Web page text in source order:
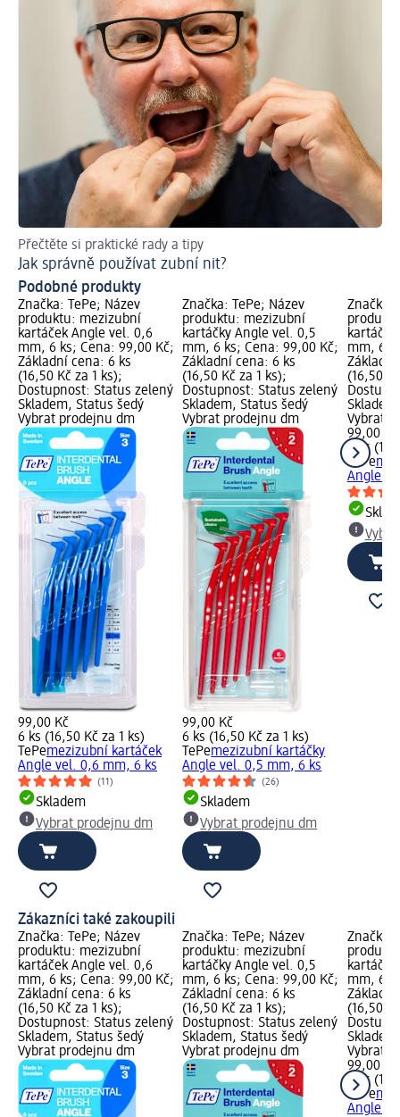
Přečtěte si praktické rady a tipy
Jak správně používat zubní nit?
Podobné produkty
Značka: TePe; Název
produktu: mezizubní
kartáček Angle vel. 0,6
mm, 6 ks; Cena: 99,00 Kč;
Základní cena: 6 ks
(16,50 Kč za 1 ks);
Dostupnost: Status zelený
Skladem, Status šedý
Vybrat prodejnu dm
99,00 Kč
6 ks (16,50 Kč za 1 ks)
TePemezizubní kartáček
Angle vel. 0,6 mm, 6 ks
(11)
Skladem
Vybrat prodejnu dm
Značka: TePe; Název
produktu: mezizubní
kartáčky Angle vel. 0,5
mm, 6 ks; Cena: 99,00 Kč;
Základní cena: 6 ks
(16,50 Kč za 1 ks);
Dostupnost: Status zelený
Skladem, Status šedý
Vybrat prodejnu dm
99,00 Kč
6 ks (16,50 Kč za 1 ks)
TePemezizubní kartáčky
Angle vel. 0,5 mm, 6 ks
(26)
Skladem
Vybrat prodejnu dm
Značka:
mm, 6
(16,50
Vybrat
99,00 Kč
6 ks
TePe
Angle
Zákazníci také zakoupili
Značka: TePe; Název
produktu: mezizubní
kartáček Angle vel. 0,6
mm, 6 ks; Cena: 99,00 Kč;
Základní cena: 6 ks
(16,50 Kč za 1 ks);
Dostupnost: Status zelený
Skladem, Status šedý
Vybrat prodejnu dm
Značka: TePe; Název
produktu: mezizubní
kartáčky Angle vel. 0,5
mm, 6 ks; Cena: 99,00 Kč;
Základní cena: 6 ks
(16,50 Kč za 1 ks);
Dostupnost: Status zelený
Skladem, Status šedý
Vybrat prodejnu dm
Značka:
mm, 6
(16,50
Vybrat
99,00 Kč
6 ks
TePe
Angle